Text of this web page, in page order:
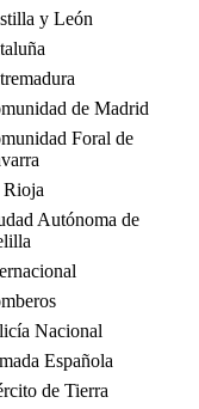
y León
de Madrid
Foral de
Autónoma de
Nacional
Española
de Tierra